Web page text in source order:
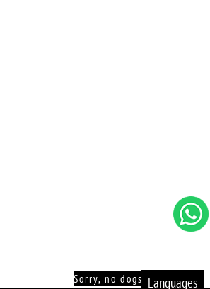
Sorry, no dogs allowed!
Languages